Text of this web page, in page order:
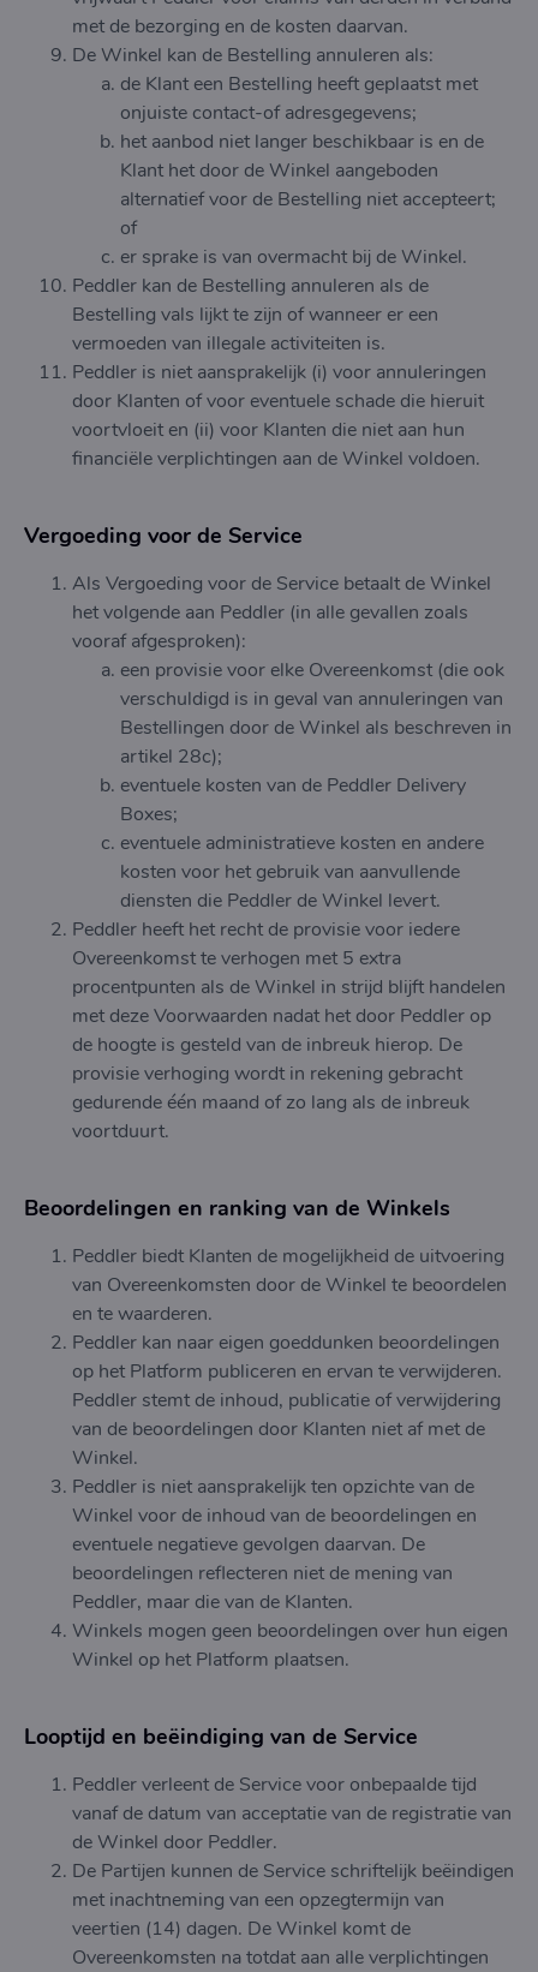
met de bezorging en de kosten daarvan.
De Winkel kan de Bestelling annuleren als:
de Klant een Bestelling heeft geplaatst met
onjuiste contact-of adresgegevens;
het aanbod niet langer beschikbaar is en de
Klant het door de Winkel aangeboden
alternatief voor de Bestelling niet accepteert;
of
er sprake is van overmacht bij de Winkel.
Peddler kan de Bestelling annuleren als de
Bestelling vals lijkt te zijn of wanneer er een
vermoeden van illegale activiteiten is.
Peddler is niet aansprakelijk (i) voor annuleringen
door Klanten of voor eventuele schade die hieruit
voortvloeit en (ii) voor Klanten die niet aan hun
financiële verplichtingen aan de Winkel voldoen.
Vergoeding voor de Service
Als Vergoeding voor de Service betaalt de Winkel
het volgende aan Peddler (in alle gevallen zoals
vooraf afgesproken):
een provisie voor elke Overeenkomst (die ook
verschuldigd is in geval van annuleringen van
Bestellingen door de Winkel als beschreven in
artikel 28c);
eventuele kosten van de Peddler Delivery
Boxes;
eventuele administratieve kosten en andere
kosten voor het gebruik van aanvullende
diensten die Peddler de Winkel levert.
Peddler heeft het recht de provisie voor iedere
Overeenkomst te verhogen met 5 extra
procentpunten als de Winkel in strijd blijft handelen
met deze Voorwaarden nadat het door Peddler op
de hoogte is gesteld van de inbreuk hierop. De
provisie verhoging wordt in rekening gebracht
gedurende één maand of zo lang als de inbreuk
voortduurt.
Beoordelingen en ranking van de Winkels
Peddler biedt Klanten de mogelijkheid de uitvoering
van Overeenkomsten door de Winkel te beoordelen
en te waarderen.
Peddler kan naar eigen goeddunken beoordelingen
op het Platform publiceren en ervan te verwijderen.
Peddler stemt de inhoud, publicatie of verwijdering
van de beoordelingen door Klanten niet af met de
Winkel.
Peddler is niet aansprakelijk ten opzichte van de
Winkel voor de inhoud van de beoordelingen en
eventuele negatieve gevolgen daarvan. De
beoordelingen reflecteren niet de mening van
Peddler, maar die van de Klanten.
Winkels mogen geen beoordelingen over hun eigen
Winkel op het Platform plaatsen.
Looptijd en beëindiging van de Service
Peddler verleent de Service voor onbepaalde tijd
vanaf de datum van acceptatie van de registratie van
de Winkel door Peddler.
De Partijen kunnen de Service schriftelijk beëindigen
met inachtneming van een opzegtermijn van
veertien (14) dagen. De Winkel komt de
Overeenkomsten na totdat aan alle verplichtingen